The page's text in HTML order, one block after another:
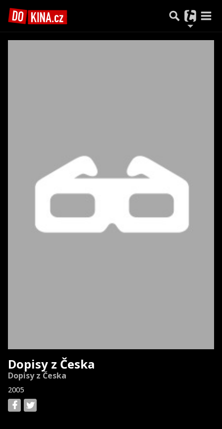
Dopisy z Česka
Dopisy z Česka
2005